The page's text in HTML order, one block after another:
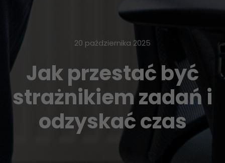
20 października 2025
Jak przestać być
strażnikiem zadań i
odzyskać czas